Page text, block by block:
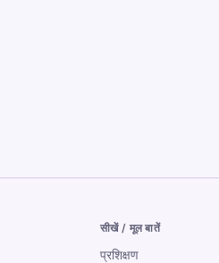
सीखें / मूल बातें
प्रशिक्षण